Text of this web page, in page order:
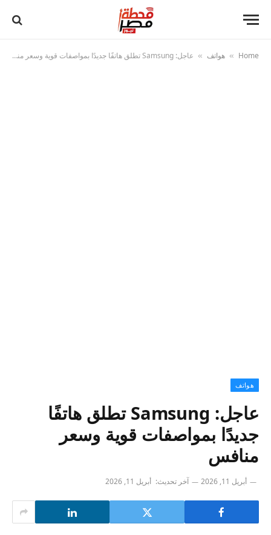
Home
» هواتف » عاجل: Samsung تطلق هاتفًا جديدًا بمواصفات قوية وسعر منافس
هواتف
عاجل: Samsung تطلق هاتفًا
جديدًا بمواصفات قوية وسعر
منافس
أبريل 11, 2026 آخر تحديث: أبريل 11, 2026